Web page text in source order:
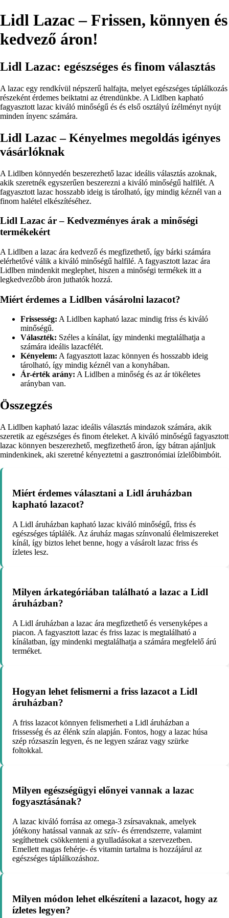
Lidl Lazac – Frissen, könnyen és
kedvező áron!
Lidl Lazac: egészséges és finom választás
A lazac egy rendkívül népszerű halfajta, melyet egészséges táplálkozás
részeként érdemes beiktatni az étrendünkbe. A Lidlben kapható
fagyasztott lazac kiváló minőségű és és első osztályú ízélményt nyújt
minden ínyenc számára.
Lidl Lazac – Kényelmes megoldás igényes
vásárlóknak
A Lidlben könnyedén beszerezhető lazac ideális választás azoknak,
akik szeretnék egyszerűen beszerezni a kiváló minőségű halfilét. A
fagyasztott lazac hosszabb ideig is tárolható, így mindig kéznél van a
finom halétel elkészítéséhez.
Lidl Lazac ár – Kedvezményes árak a minőségi
termékekért
A Lidlben a lazac ára kedvező és megfizethető, így bárki számára
elérhetővé válik a kiváló minőségű halfilé. A fagyasztott lazac ára
Lidlben mindenkit meglephet, hiszen a minőségi termékek itt a
legkedvezőbb áron juthatók hozzá.
Miért érdemes a Lidlben vásárolni lazacot?
Frissesség: A Lidlben kapható lazac mindig friss és kiváló
minőségű.
Választék: Széles a kínálat, így mindenki megtalálhatja a
számára ideális lazacfélét.
Kényelem: A fagyasztott lazac könnyen és hosszabb ideig
tárolható, így mindig kéznél van a konyhában.
Ár-érték arány: A Lidlben a minőség és az ár tökéletes
arányban van.
Összegzés
A Lidlben kapható lazac ideális választás mindazok számára, akik
szeretik az egészséges és finom ételeket. A kiváló minőségű fagyasztott
lazac könnyen beszerezhető, megfizethető áron, így bátran ajánljuk
mindenkinek, aki szeretné kényeztetni a gasztronómiai ízlelőbimbóit.
Miért érdemes választani a Lidl áruházban
kapható lazacot?
A Lidl áruházban kapható lazac kiváló minőségű, friss és
egészséges táplálék. Az áruház magas színvonalú élelmiszereket
kínál, így biztos lehet benne, hogy a vásárolt lazac friss és
ízletes lesz.
Milyen árkategóriában található a lazac a Lidl
áruházban?
A Lidl áruházban a lazac ára megfizethető és versenyképes a
piacon. A fagyasztott lazac és friss lazac is megtalálható a
kínálatban, így mindenki megtalálhatja a számára megfelelő árú
terméket.
Hogyan lehet felismerni a friss lazacot a Lidl
áruházban?
A friss lazacot könnyen felismerheti a Lidl áruházban a
frissesség és az élénk szín alapján. Fontos, hogy a lazac húsa
szép rózsaszín legyen, és ne legyen száraz vagy szürke
foltokkal.
Milyen egészségügyi előnyei vannak a lazac
fogyasztásának?
A lazac kiváló forrása az omega-3 zsírsavaknak, amelyek
jótékony hatással vannak az szív- és érrendszerre, valamint
segíthetnek csökkenteni a gyulladásokat a szervezetben.
Emellett magas fehérje- és vitamin tartalma is hozzájárul az
egészséges táplálkozáshoz.
Milyen módon lehet elkészíteni a lazacot, hogy az
ízletes legyen?